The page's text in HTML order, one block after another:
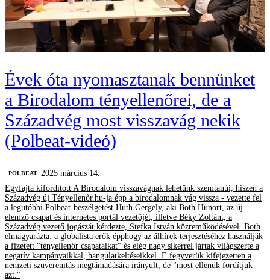
Évek óta nyomasztanak bennünket
a Birodalom tényellenőrei, de a
Századvég most visszavág nekik
(Polbeat-videó)
‎POLBEAT
2025 március 14.
Egyfajta kifordított A Birodalom visszavágnak lehetünk szemtanúi, hiszen a
Századvég új Tényellenőr.hu-ja épp a birodalomnak vág vissza - vezette fel
a legutóbbi Polbeat-beszélgetést Huth Gergely, aki Both Hunort, az új
elemző csapat és internetes portál vezetőjét, illetve Béky Zoltánt, a
Századvég vezető jogászát kérdezte, Stefka István közreműködésével. Both
elmagyarázta: a globalista erők épphogy az álhírek terjesztéséhez használják
a fizetett "tényellenőr csapataikat" és elég nagy sikerrel jártak világszerte a
negatív kampányaikkal, hangulatkeltéseikkel. E fegyverük kifejezetten a
nemzeti szuverenitás megtámadására irányult, de "most ellenük fordítjuk
azt."